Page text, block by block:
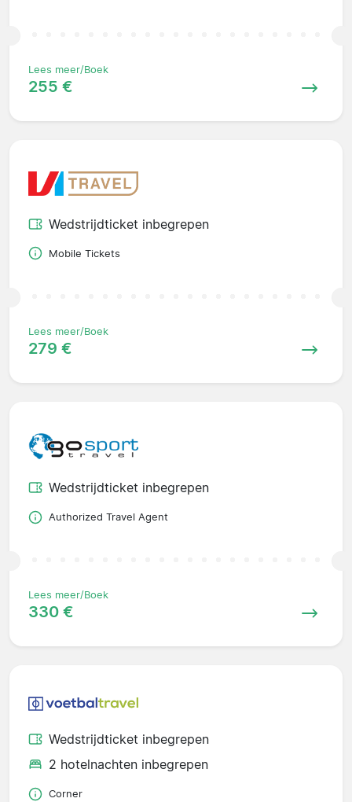
Lees meer/Boek
255 €
Wedstrijdticket inbegrepen
Mobile Tickets
Lees meer/Boek
279 €
Wedstrijdticket inbegrepen
Authorized Travel Agent
Lees meer/Boek
330 €
Wedstrijdticket inbegrepen
2 hotelnachten inbegrepen
Corner